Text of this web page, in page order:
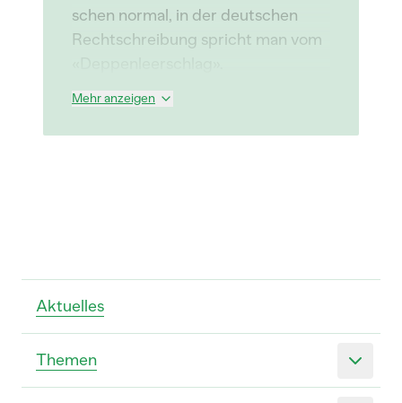
Aktuelles
Themen
schen normal, in der deutschen
Rechtschreibung spricht man vom
Mehr anzeigen